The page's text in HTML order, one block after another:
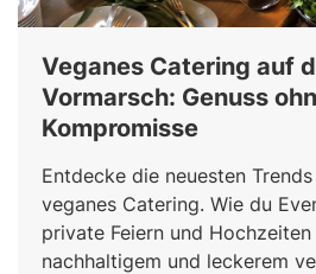
Veganes Catering auf
Vormarsch: Genuss
Kompromisse
Entdecke die neuesten
veganes Catering. Wie du
private Feiern und
nachhaltigem und leckerem